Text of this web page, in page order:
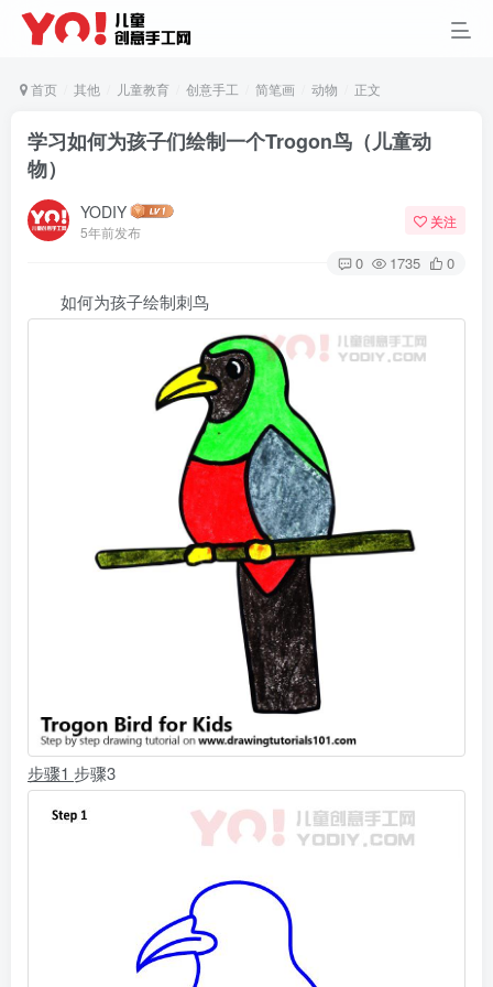
首页 其他 儿童教育 创意手工 简笔画 动物 正文
学习如何为孩子们绘制一个Trogon鸟（儿童动
物）
YODIY
5年前发布
关注
0 1735 0
如何为孩子绘制刺鸟
步骤1 步骤3